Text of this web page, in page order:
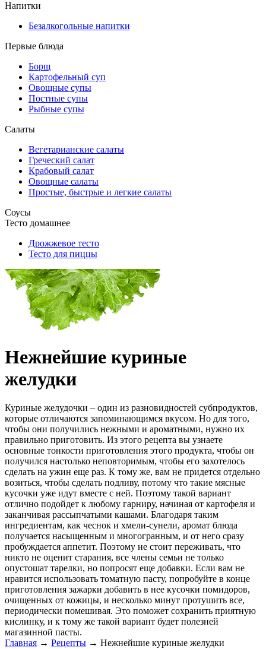
Напитки
Безалкогольные напитки
Первые блюда
Борщ
Картофельный суп
Овощные супы
Постные супы
Рыбные супы
Салаты
Вегетарианские салаты
Греческий салат
Крабовый салат
Овощные салаты
Простые, быстрые и легкие салаты
Соусы
Тесто домашнее
Дрожжевое тесто
Тесто для пиццы
Нежнейшие куриные
желудки
Куриные желудочки – один из разновидностей субпродуктов,
которые отличаются запоминающимся вкусом. Но для того,
чтобы они получились нежными и ароматными, нужно их
правильно приготовить. Из этого рецепта вы узнаете
основные тонкости приготовления этого продукта, чтобы он
получился настолько неповторимым, чтобы его захотелось
сделать на ужин еще раз. К тому же, вам не придется отдельно
возиться, чтобы сделать подливу, потому что такие мясные
кусочки уже идут вместе с ней. Поэтому такой вариант
отлично подойдет к любому гарниру, начиная от картофеля и
заканчивая рассыпчатыми кашами. Благодаря таким
ингредиентам, как чеснок и хмели-сунели, аромат блюда
получается насыщенным и многогранным, и от него сразу
пробуждается аппетит. Поэтому не стоит переживать, что
никто не оценит старания, все члены семьи не только
опустошат тарелки, но попросят еще добавки. Если вам не
нравится использовать томатную пасту, попробуйте в конце
приготовления зажарки добавить в нее кусочки помидоров,
очищенных от кожицы, и несколько минут протушить все,
периодически помешивая. Это поможет сохранить приятную
кислинку, и к тому же такой вариант будет полезней
магазинной пасты.
Главная → Рецепты → Нежнейшие куриные желудки